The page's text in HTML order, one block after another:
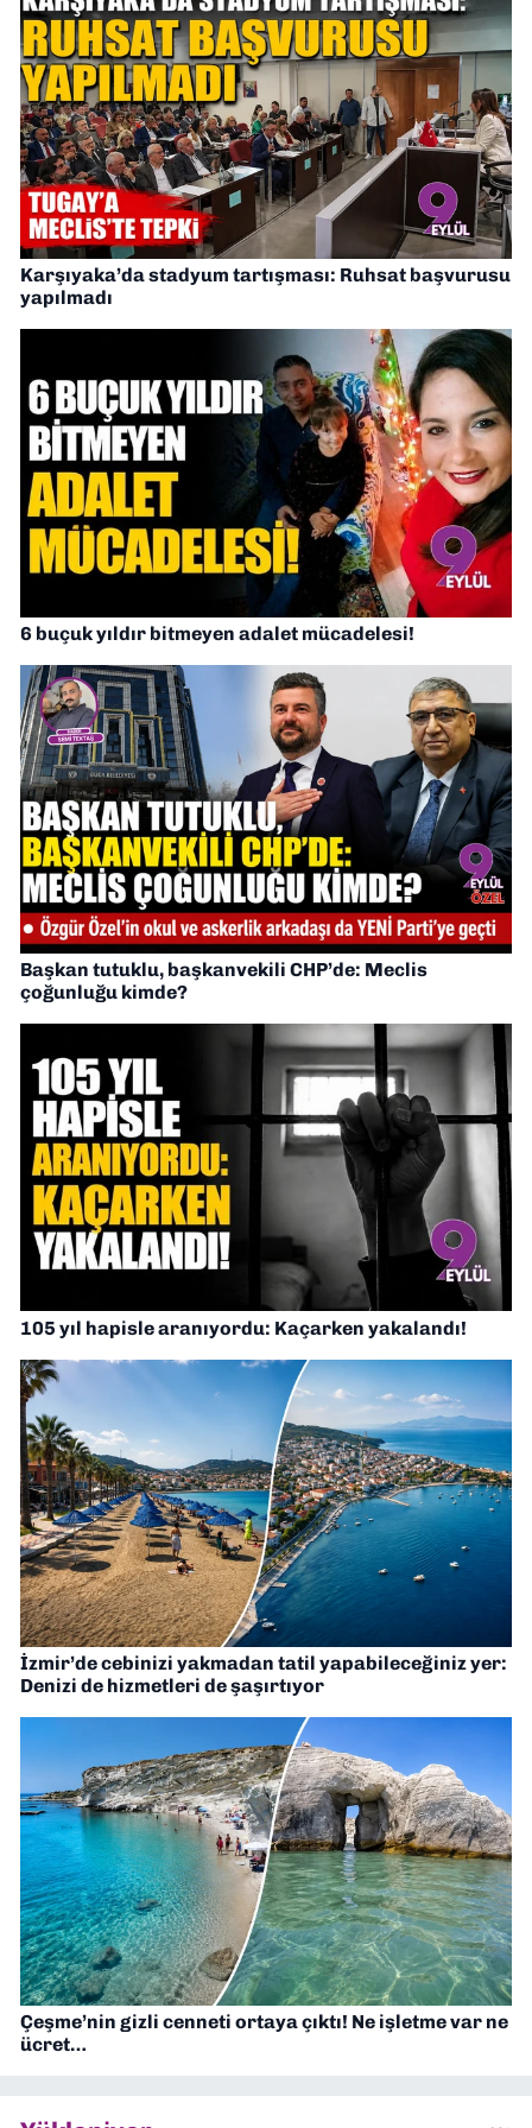
Karşıyaka’da stadyum tartışması: Ruhsat başvurusu
yapılmadı
6 buçuk yıldır bitmeyen adalet mücadelesi!
Başkan tutuklu, başkanvekili CHP’de: Meclis
çoğunluğu kimde?
105 yıl hapisle aranıyordu: Kaçarken yakalandı!
İzmir’de cebinizi yakmadan tatil yapabileceğiniz yer:
Denizi de hizmetleri de şaşırtıyor
Çeşme’nin gizli cenneti ortaya çıktı! Ne işletme var ne
ücret…